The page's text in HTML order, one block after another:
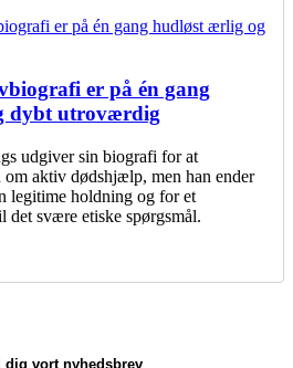
er på én gang
dybt utroværdig
udgiver sin biografi for at
om aktiv dødshjælp, men han ender
legitime holdning og for et
det svære etiske spørgsmål.
dig vort nyhedsbrev